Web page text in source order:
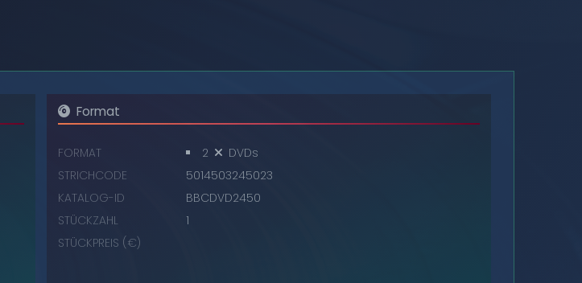
Format
FORMAT 2
DVDs
STRICHCODE
5014503245023
KATALOG-ID
BBCDVD2450
STÜCKZAHL
1
STÜCKPREIS (€)